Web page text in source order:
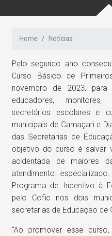
Home Notícias
Pelo segundo ano
Curso Básico de
novembro de 2023, para
educadores,
secretários escolares e
municipais de Camaçari e
das Secretarias de
objetivo do curso é salvar
acidentada de maiores
atendimento
Programa de Incentivo à
pelo Cofic nos dois
secretarias de Educação de
“Ao promover esse